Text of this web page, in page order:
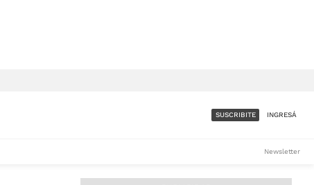
SUSCRIBITE INGRESÁ
Newsletter